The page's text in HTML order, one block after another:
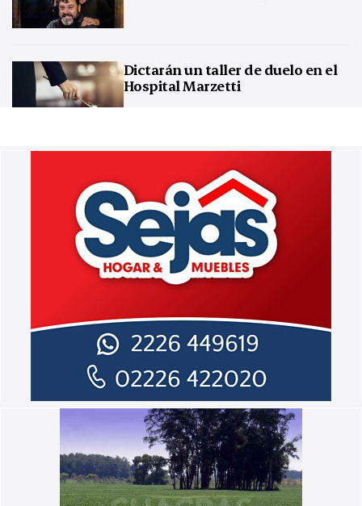
Dictarán un taller de duelo en el
Hospital Marzetti